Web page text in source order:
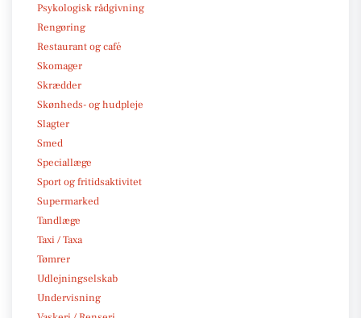
Psykologisk rådgivning
Rengøring
Restaurant og café
Skomager
Skrædder
Skønheds- og hudpleje
Slagter
Smed
Speciallæge
Sport og fritidsaktivitet
Supermarked
Tandlæge
Taxi / Taxa
Tømrer
Udlejningselskab
Undervisning